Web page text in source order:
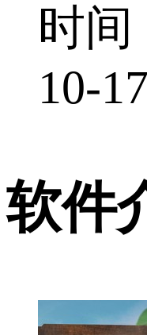
时间
10-17
软件